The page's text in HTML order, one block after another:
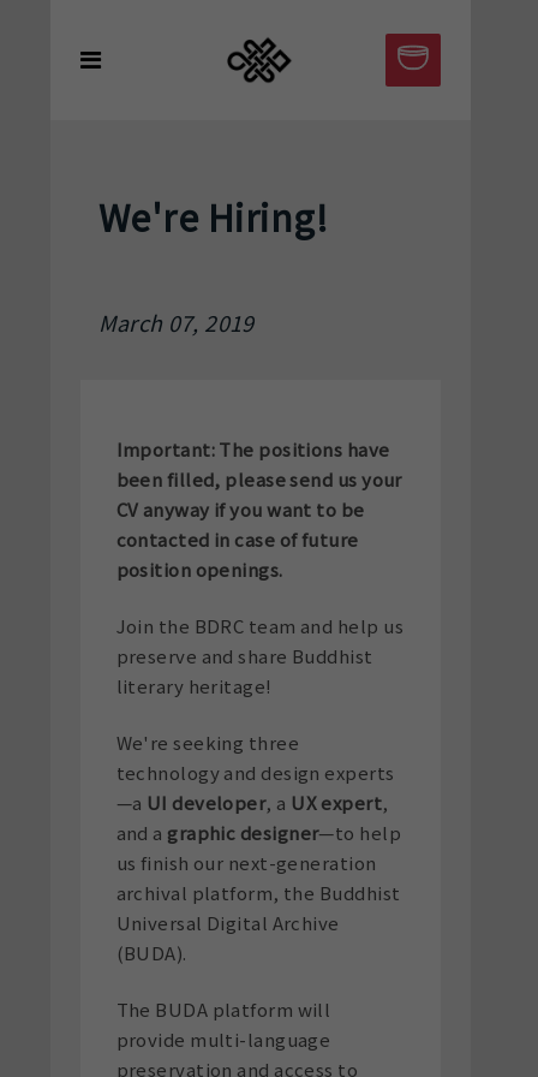
We're Hiring!
March 07, 2019
Important: The positions have
been filled, please send us your
CV anyway if you want to be
contacted in case of future
position openings.
Join the BDRC team and help us
preserve and share Buddhist
literary heritage!
We're seeking three
technology and design experts
—a UI developer, a UX expert,
and a graphic designer—to help
us finish our next-generation
archival platform, the Buddhist
Universal Digital Archive
(BUDA).
The BUDA platform will
provide multi-language
preservation and access to